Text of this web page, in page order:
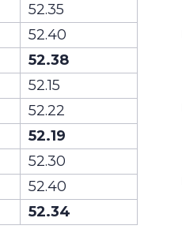
52.35
52.40
52.38
52.15
52.22
52.19
52.30
52.40
52.34